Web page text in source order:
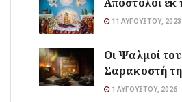
11 ΑΥΓΟΎΣΤΟΥ, 2023
Οι Ψαλμοί
Σαρακοστή
1 ΑΥΓΟΎΣΤΟΥ, 2026